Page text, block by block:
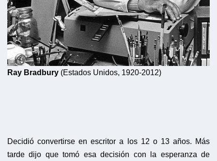
Ray Bradbury (Estados Unidos, 1920-2012)
Decidió convertirse en escritor a los 12 o 13 años. Más
tarde dijo que tomó esa decisión con la esperanza de